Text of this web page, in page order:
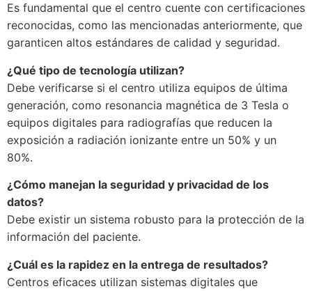
Es fundamental que el centro cuente con certificaciones
reconocidas, como las mencionadas anteriormente, que
garanticen altos estándares de calidad y seguridad.
¿Qué tipo de tecnología utilizan?
Debe verificarse si el centro utiliza equipos de última
generación, como resonancia magnética de 3 Tesla o
equipos digitales para radiografías que reducen la
exposición a radiación ionizante entre un 50% y un
80%.
¿Cómo manejan la seguridad y privacidad de los
datos?
Debe existir un sistema robusto para la protección de la
información del paciente.
¿Cuál es la rapidez en la entrega de resultados?
Centros eficaces utilizan sistemas digitales que